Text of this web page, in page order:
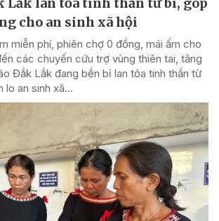
Lắk lan tỏa tinh thần từ bi, góp
cho an sinh xã hội
miễn phí, phiên chợ 0 đồng, mái ấm cho
các chuyến cứu trợ vùng thiên tai, tăng
Đắk Lắk đang bền bỉ lan tỏa tinh thần từ
lo an sinh xã...